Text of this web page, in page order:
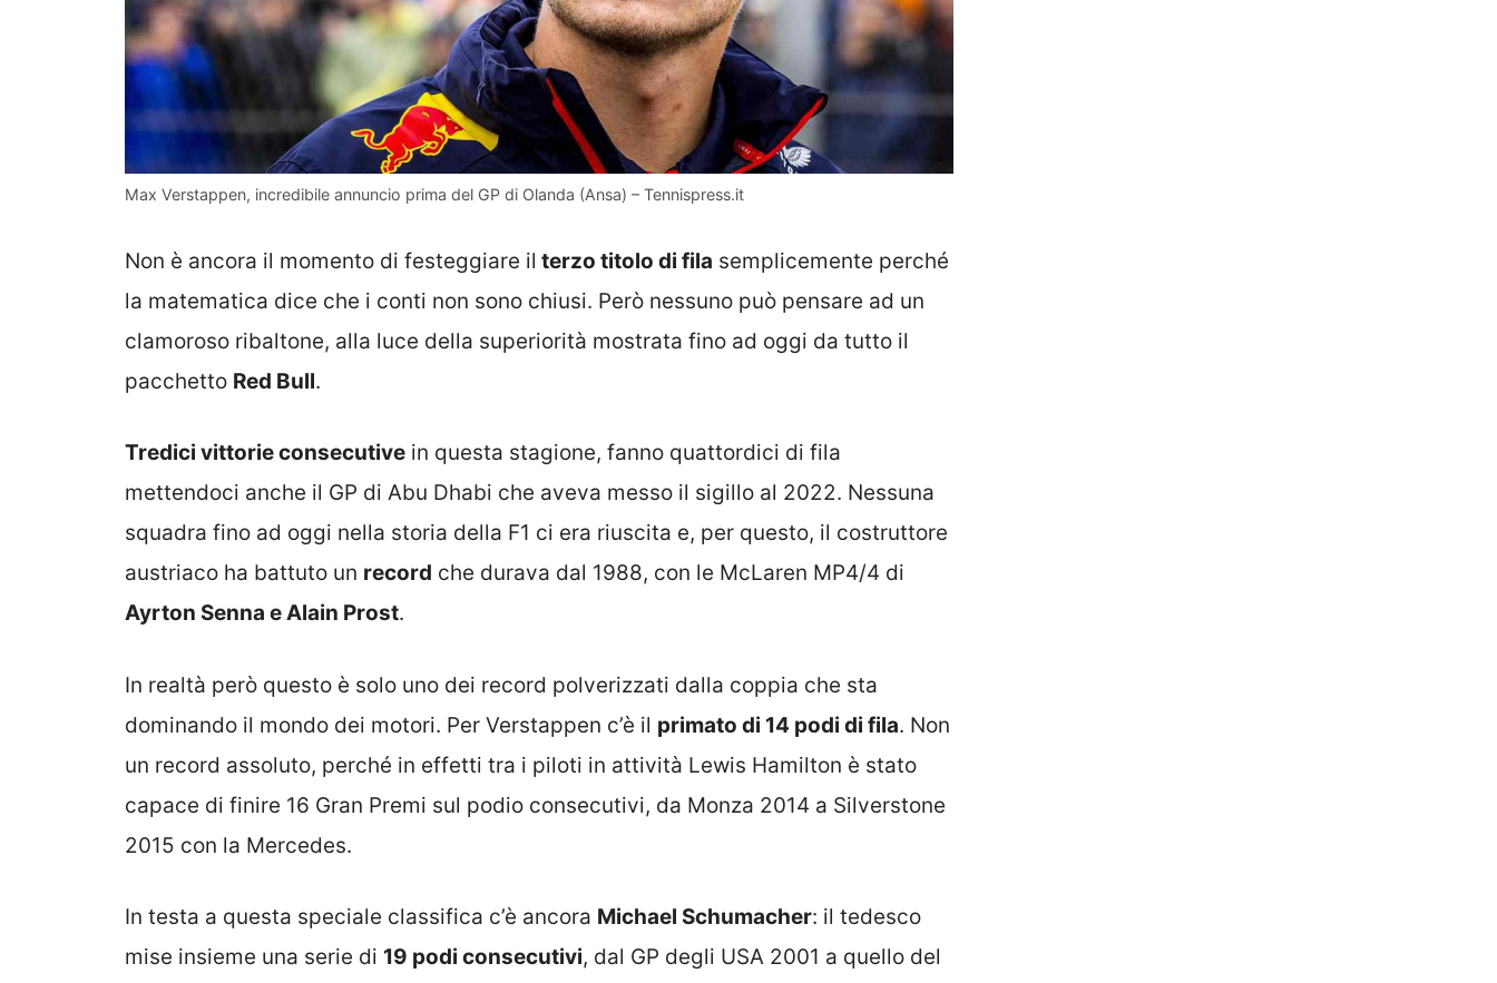
Max Verstappen, incredibile annuncio prima del GP di Olanda (Ansa) – Tennispress.it
Non è ancora il momento di festeggiare il terzo titolo di fila semplicemente perché
la matematica dice che i conti non sono chiusi. Però nessuno può pensare ad un
clamoroso ribaltone, alla luce della superiorità mostrata fino ad oggi da tutto il
pacchetto Red Bull.
Tredici vittorie consecutive in questa stagione, fanno quattordici di fila
mettendoci anche il GP di Abu Dhabi che aveva messo il sigillo al 2022. Nessuna
squadra fino ad oggi nella storia della F1 ci era riuscita e, per questo, il costruttore
austriaco ha battuto un record che durava dal 1988, con le McLaren MP4/4 di
Ayrton Senna e Alain Prost.
In realtà però questo è solo uno dei record polverizzati dalla coppia che sta
dominando il mondo dei motori. Per Verstappen c’è il primato di 14 podi di fila. Non
un record assoluto, perché in effetti tra i piloti in attività Lewis Hamilton è stato
capace di finire 16 Gran Premi sul podio consecutivi, da Monza 2014 a Silverstone
2015 con la Mercedes.
In testa a questa speciale classifica c’è ancora Michael Schumacher: il tedesco
mise insieme una serie di 19 podi consecutivi, dal GP degli USA 2001 a quello del